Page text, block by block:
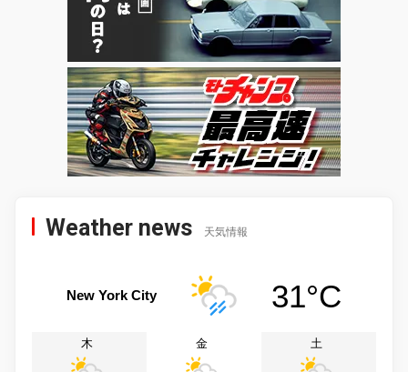
Weather news 天気情報
New York City 31°C
木 金 土